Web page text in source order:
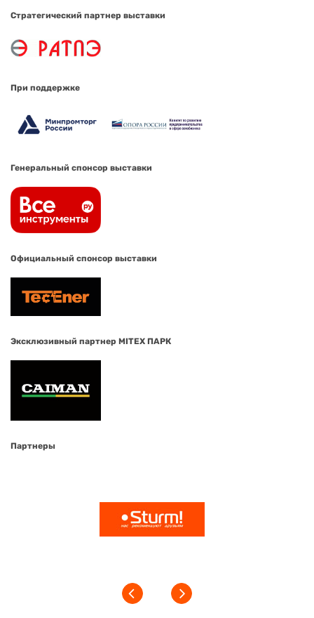
Стратегический партнер выставки
При поддержке
Генеральный спонсор выставки
Официальный спонсор выставки
Эксклюзивный партнер MITEX ПАРК
Партнеры